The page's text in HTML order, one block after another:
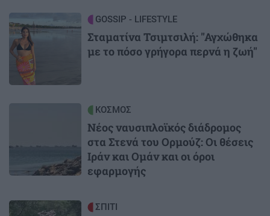
Image GOSSIP - LIFESTYLE
Σταματίνα Τσιμτσιλή: "Αγχώθηκα
με το πόσο γρήγορα περνά η ζωή"
ΚΟΣΜΟΣ
Νέος ναυσιπλοϊκός διάδρομος
στα Στενά του Ορμούζ: Οι θέσεις
Ιράν και Ομάν και οι όροι
εφαρμογής
Image ΣΠΙΤΙ